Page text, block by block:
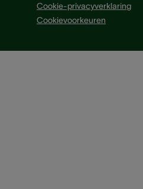
Cookie-privacyverklaring
Cookievoorkeuren